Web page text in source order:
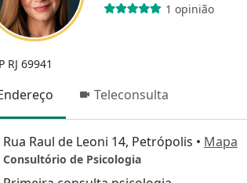
1 opinião
RJ 69941
Teleconsulta
Rua Raul de Leoni 14, Petrópolis • Mapa
Consultório de Psicologia